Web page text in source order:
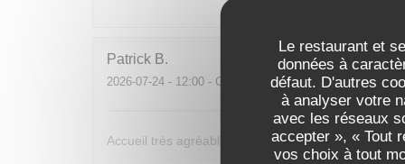
Le restaurant et
données à
défaut. D'autres
à analyser votre
avec les réseaux
accepter », « Tout
vos choix à tout
Patrick B
2026-07-24 - 12:00 - Couverts 1
Accueil très agréable,. Je reviendrai avec